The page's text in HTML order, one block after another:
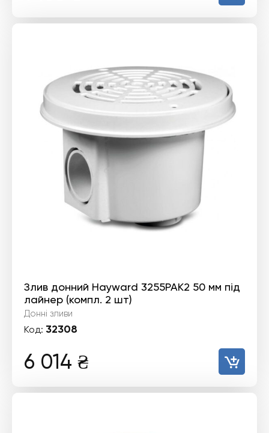
Злив донний Hayward 3255PAK2 50 мм під
лайнер (компл. 2 шт)
Донні зливи
Код: 32308
6 014 ₴